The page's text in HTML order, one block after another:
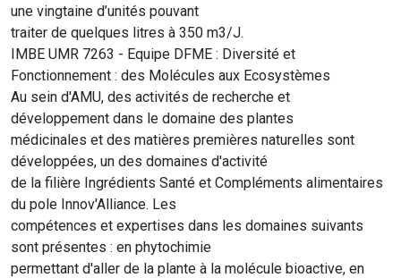
une vingtaine d’unités pouvant
traiter de quelques litres à 350 m3/J.
IMBE UMR 7263 - Equipe DFME : Diversité et
Fonctionnement : des Molécules aux Ecosystèmes
Au sein d'AMU, des activités de recherche et
développement dans le domaine des plantes
médicinales et des matières premières naturelles sont
développées, un des domaines d'activité
de la filière Ingrédients Santé et Compléments alimentaires
du pole Innov'Alliance. Les
compétences et expertises dans les domaines suivants
sont présentes : en phytochimie
permettant d'aller de la plante à la molécule bioactive, en